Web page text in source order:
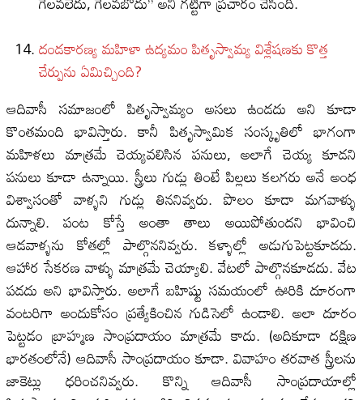
దండకారణ్య మహిళా ఉద్యమం పితృస్వామ్య విశ్లేషణకు కొత్త
చేర్పును ఏమిచ్చింది?
ఆదివాసీ సమాజంలో పితృస్వామ్యం అసలు ఉండదు అని కూడా
కొంతమంది భావిస్తారు. కానీ పితృస్వామిక సంస్కృతిలో భాగంగా
మహిళలు మాత్రమే చెయ్యవలిసిన పనులు, అలాగే చెయ్య కూడని
పనులు కూడా ఉన్నాయి. స్త్రీలు గుడ్లు తింటే పిల్లలు కలగరు అనే అంధ
విశ్వాసంతో వాళ్ళని గుడ్లు తిననివ్వరు. పొలం కూడా మగవాళ్ళు
దున్నాలి. పంట కోస్తే అంతా తాలు అయిపోతుందని భావించి
ఆడవాళ్ళను కోతల్లో పాల్గొననివ్వరు. కళ్ళాల్లో అడుగుపెట్టకూడదు.
ఆహార సేకరణ వాళ్ళు మాత్రమే చెయ్యాలి. వేటలో పాల్గొనకూడదు. వేట
పడదు అని భావిస్తారు. అలాగే బహిష్టు సమయంలో ఊరికి దూరంగా
వంటరిగా అందుకోసం ప్రత్యేకించిన గుడిసెలో ఉండాలి. అలా దూరం
పెట్టడం బ్రాహ్మణ సాంప్రదాయం మాత్రమే కాదు. (అదికూడా దక్షిణ
భారతంలోనే) ఆదివాసీ సాంప్రదాయం కూడా. వివాహం తరవాత స్త్రీలను
జాకెట్లు ధరించనివ్వరు. కొన్ని ఆదివాసీ సాంప్రదాయాల్లో